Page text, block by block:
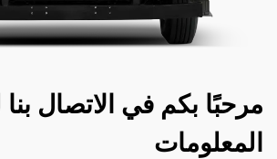
مرحبًا بكم في الاتصال
المعلومات